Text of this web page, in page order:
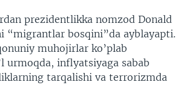
prezidentlikka nomzod Donald
“migrantlar bosqini”da ayblayapti.
muhojirlar ko’plab
urmoqda, inflyatsiyaga sabab
tarqalishi va terrorizmda